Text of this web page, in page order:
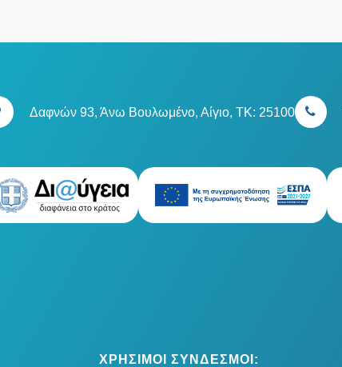
Δαφνών 93, Άνω Βουλωμένο, Αίγιο, TK: 25100
ΧΡΗΣΙΜΟΙ ΣΥΝΔΕΣΜΟΙ: